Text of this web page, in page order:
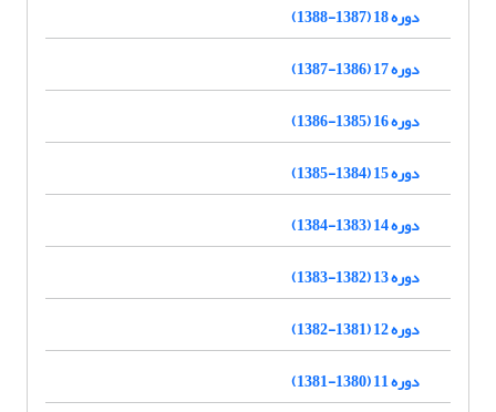
دوره 18 (1387-1388)
دوره 17 (1386-1387)
دوره 16 (1385-1386)
دوره 15 (1384-1385)
دوره 14 (1383-1384)
دوره 13 (1382-1383)
دوره 12 (1381-1382)
دوره 11 (1380-1381)